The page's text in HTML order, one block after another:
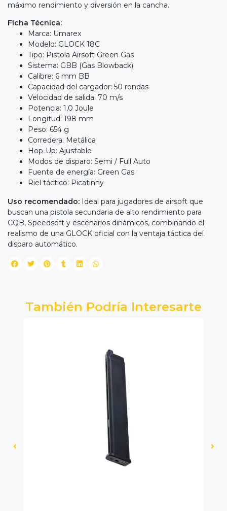
máximo rendimiento y diversión en la cancha.
Ficha Técnica:
Marca: Umarex
Modelo: GLOCK 18C
Tipo: Pistola Airsoft Green Gas
Sistema: GBB (Gas Blowback)
Calibre: 6 mm BB
Capacidad del cargador: 50 rondas
Velocidad de salida: 70 m/s
Potencia: 1,0 Joule
Longitud: 198 mm
Peso: 654 g
Corredera: Metálica
Hop-Up: Ajustable
Modos de disparo: Semi / Full Auto
Fuente de energía: Green Gas
Riel táctico: Picatinny
Uso recomendado: Ideal para jugadores de airsoft que
buscan una pistola secundaria de alto rendimiento para
CQB, Speedsoft y escenarios dinámicos, combinando el
realismo de una GLOCK oficial con la ventaja táctica del
disparo automático.
También Podría Interesarte